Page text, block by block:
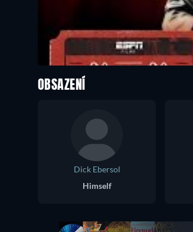
OBSAZENÍ
Dick Ebersol
Himself